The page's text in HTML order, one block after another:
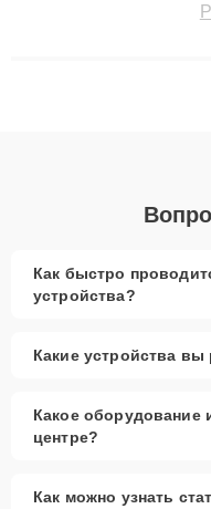
технику с сохранением
Как быстро
устройства?
Какие устройства вы
Какое оборудование
центре?
Как можно узнать